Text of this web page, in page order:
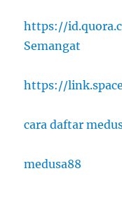
https://
Semangat
https://
cara daftar
medusa88